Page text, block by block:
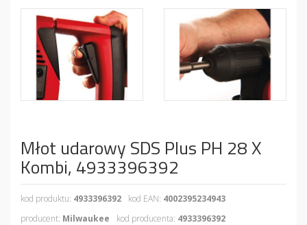
Młot udarowy SDS Plus PH 28 X
Kombi, 4933396392
kod produktu: 4933396392 kod EAN: 4002395234943
producent: Milwaukee kod producenta: 4933396392